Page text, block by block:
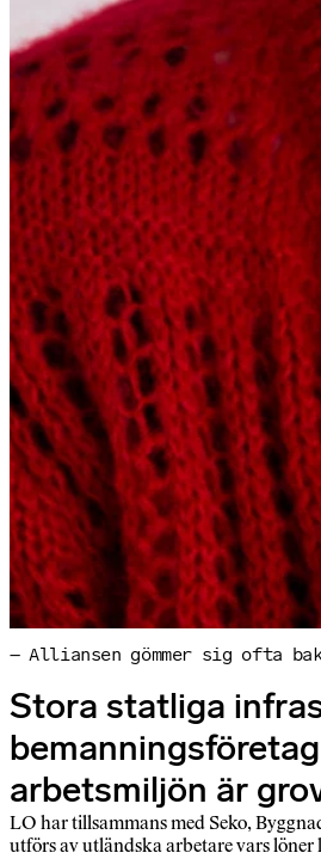
– Alliansen gömmer sig ofta
Stora statliga
arbetsmiljön är
LO har tillsammans med Seko,
utförs av utländska arbetare vars